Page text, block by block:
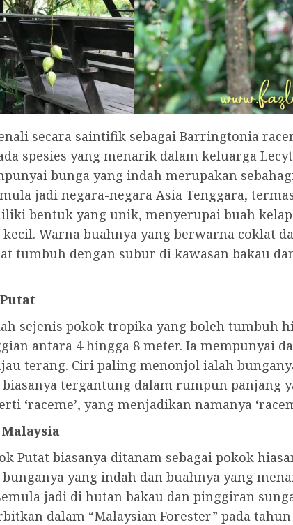
secara saintifik sebagai Barringtonia
spesies yang menarik dalam keluarga
bunga yang indah merupakan
jadi negara-negara Asia Tenggara,
bentuk yang unik, menyerupai buah
Warna buahnya yang berwarna coklat
tumbuh dengan subur di kawasan bakau
sejenis pokok tropika yang boleh tumbuh
antara 4 hingga 8 meter. Ia mempunyai
terang. Ciri paling menonjol ialah
tergantung dalam rumpun panjang
‘raceme’, yang menjadikan namanya
Putat biasanya ditanam sebagai pokok
yang indah dan buahnya yang
jadi di hutan bakau dan pinggiran
dalam “Malaysian Forester” pada tahun